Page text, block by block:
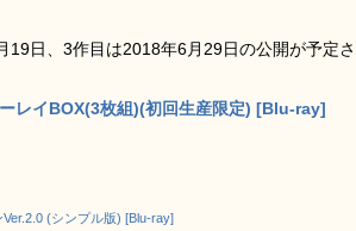
日、3作目は2018年6月29日の公開が予定さ
レイBOX(3枚組)(初回生産限定) [Blu-ray]
(シンプル版) [Blu-ray]